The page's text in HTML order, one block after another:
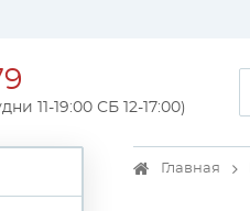
11-19:00 СБ 12-17:00)
Главная